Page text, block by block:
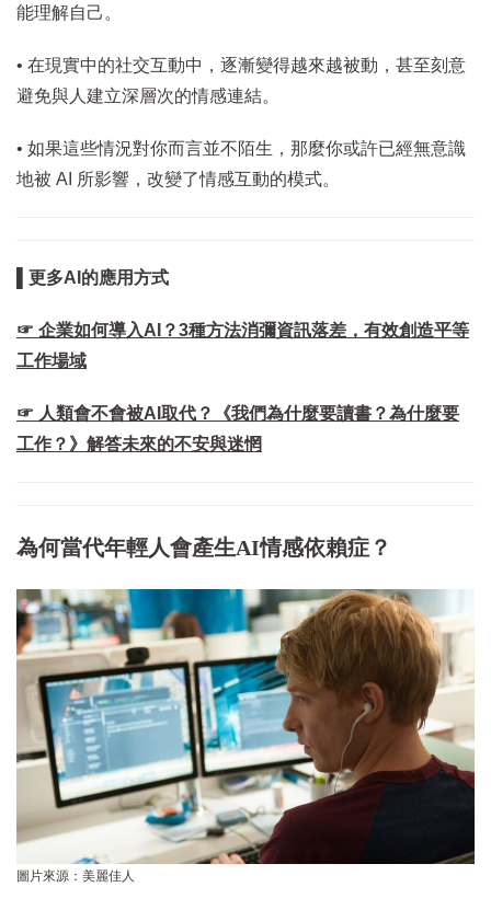
能理解自己。
• 在現實中的社交互動中，逐漸變得越來越被動，甚至刻意
避免與人建立深層次的情感連結。
• 如果這些情況對你而言並不陌生，那麼你或許已經無意識
地被 AI 所影響，改變了情感互動的模式。
▌更多AI的應用方式
☞ 企業如何導入AI？3種方法消彌資訊落差，有效創造平等
工作場域
☞ 人類會不會被AI取代？《我們為什麼要讀書？為什麼要
工作？》解答未來的不安與迷惘
為何當代年輕人會產生AI情感依賴症？
圖片來源：美麗佳人